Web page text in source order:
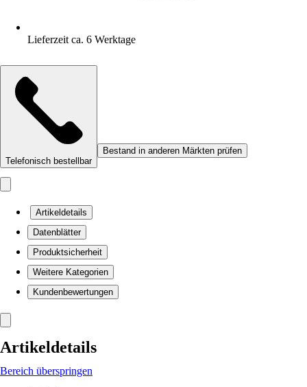
Lieferzeit ca. 6 Werktage
Telefonisch bestellbar
Bestand in anderen Märkten prüfen
Artikeldetails
Datenblätter
Produktsicherheit
Weitere Kategorien
Kundenbewertungen
Artikeldetails
Bereich überspringen